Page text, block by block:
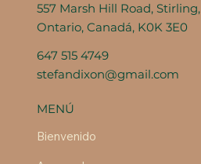
557 Marsh Hill Road, Stirling,
Ontario, Canadá, K0K 3E0
647 515 4749
stefandixon@gmail.com
MENÚ
Bienvenido